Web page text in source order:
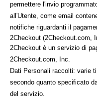
permettere l'invio
all'Utente, come email
notifiche riguardanti il
2Checkout (2Checkout.com,
2Checkout è un servizio di
2Checkout.com, Inc.
Dati Personali raccolti: varie
secondo quanto specificato
del servizio.